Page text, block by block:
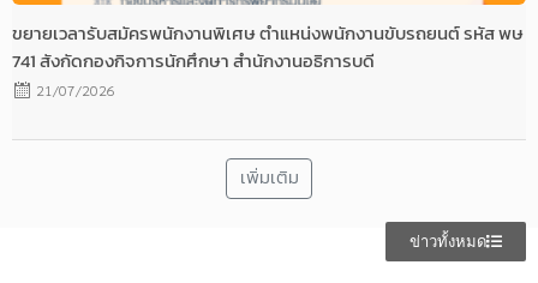
ขยายเวลารับสมัครพนักงานพิเศษ ตำแหน่งพนักงานขับรถยนต์ รหัส พษ
741 สังกัดกองกิจการนักศึกษา สำนักงานอธิการบดี
21/07/2026
เพิ่มเติม
ข่าวทั้งหมด